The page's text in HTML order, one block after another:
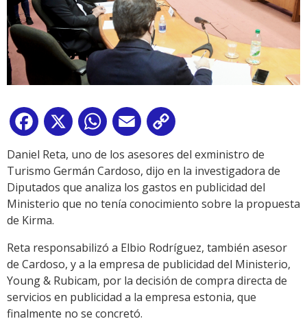
Facebook
X WhatsApp
Email
Link
Daniel Reta, uno de los asesores del exministro de
Turismo Germán Cardoso, dijo en la investigadora de
Diputados que analiza los gastos en publicidad del
Ministerio que no tenía conocimiento sobre la propuesta
de Kirma.
Reta responsabilizó a Elbio Rodríguez, también asesor
de Cardoso, y a la empresa de publicidad del Ministerio,
Young & Rubicam, por la decisión de compra directa de
servicios en publicidad a la empresa estonia, que
finalmente no se concretó.